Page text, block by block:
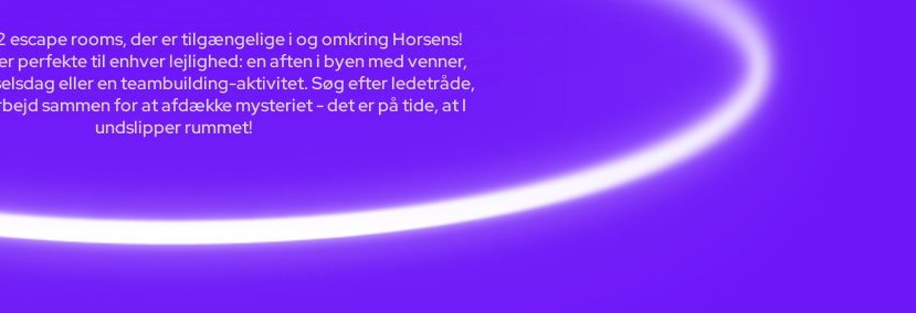
escape rooms, der er tilgængelige i og omkring Horsens!
perfekte til enhver lejlighed: en aften i byen med venner,
eller en teambuilding-aktivitet. Søg efter ledetråde,
sammen for at afdække mysteriet - det er på tide, at I
undslipper rummet!